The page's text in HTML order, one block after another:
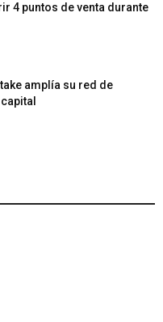
4 puntos de venta durante
amplía su red de